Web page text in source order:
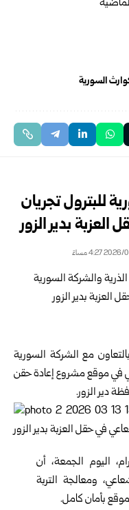
السورية
للبترول تجريان
بدير الزور
مع الشركة السورية
في موقع مشروع إعادة حقن
دير الزور.
اليوم الجمعة، أن
ومعالجة التربة
بأمان كامل.